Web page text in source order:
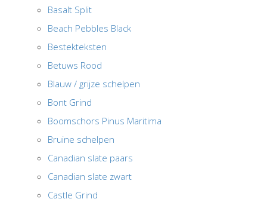
Basalt Split
Beach Pebbles Black
Bestekteksten
Betuws Rood
Blauw / grijze schelpen
Bont Grind
Boomschors Pinus Maritima
Bruine schelpen
Canadian slate paars
Canadian slate zwart
Castle Grind